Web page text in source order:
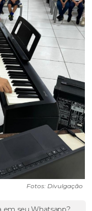
Fotos: Divulgação